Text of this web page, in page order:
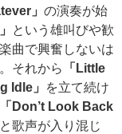
」 の演奏が始
という雄叫びや歓
曲で興奮しないは
それから
「Little
Idle」
を立て続け
「Don’t Look Back
歌声が入り混じ